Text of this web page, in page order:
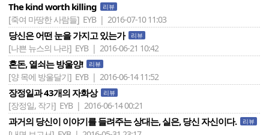
The kind worth killing 리뷰
[죽여 마땅한 사람들] EYB | 2016-07-10 11:03
당신은 어떤 눈을 가지고 있는가 리뷰
[나쁜 뉴스의 나라] EYB | 2016-06-21 10:42
혼돈, 열쇠는 방울양! 리뷰
[양 목에 방울달기] EYB | 2016-06-14 11:52
장정일과 43개의 자화상 리뷰
[장정일, 작가] EYB | 2016-06-14 00:21
과거의 당신이 이야기를 들려주는 상대는, 실은, 당신 자신이다. 리뷰